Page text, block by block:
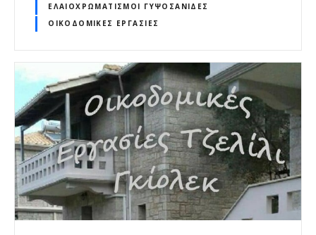
ΕΛΑΙΟΧΡΩΜΑΤΙΣΜΟΊ ΓΥΨΟΣΑΝΊΔΕΣ
ΟΙΚΟΔΟΜΙΚΈΣ ΕΡΓΑΣΊΕΣ